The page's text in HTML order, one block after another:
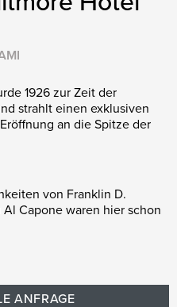
1926 zur Zeit der
strahlt einen exklusiven
an die Spitze der
von Franklin D.
Capone waren hier schon
ANFRAGE